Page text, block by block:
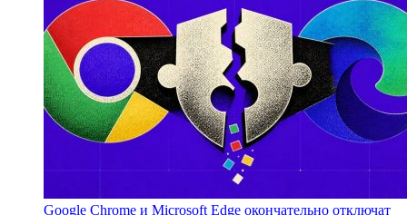
Google Chrome и Microsoft Edge окончательно отключат